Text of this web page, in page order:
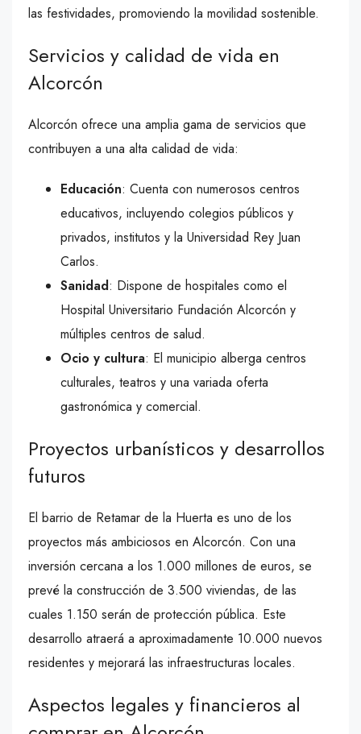
las festividades, promoviendo la movilidad sostenible.
Servicios y calidad de vida en
Alcorcón
Alcorcón ofrece una amplia gama de servicios que
contribuyen a una alta calidad de vida:
Educación: Cuenta con numerosos centros
educativos, incluyendo colegios públicos y
privados, institutos y la Universidad Rey Juan
Carlos.
Sanidad: Dispone de hospitales como el
Hospital Universitario Fundación Alcorcón y
múltiples centros de salud.
Ocio y cultura: El municipio alberga centros
culturales, teatros y una variada oferta
gastronómica y comercial.
Proyectos urbanísticos y desarrollos
futuros
El barrio de Retamar de la Huerta es uno de los
proyectos más ambiciosos en Alcorcón. Con una
inversión cercana a los 1.000 millones de euros, se
prevé la construcción de 3.500 viviendas, de las
cuales 1.150 serán de protección pública. Este
desarrollo atraerá a aproximadamente 10.000 nuevos
residentes y mejorará las infraestructuras locales.
Aspectos legales y financieros al